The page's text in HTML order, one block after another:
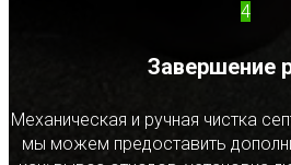
4
Завершение
Механическая и ручная чистка
мы можем предоставить